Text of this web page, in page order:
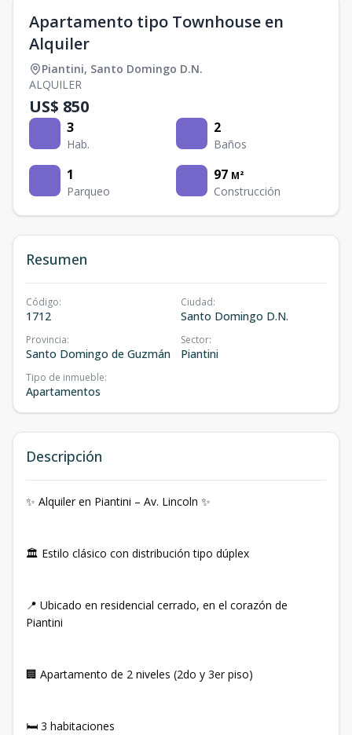
Apartamento tipo Townhouse en
Alquiler
Piantini, Santo Domingo D.N.
ALQUILER
US$ 850
3
Hab.
2
Baños
1
Parqueo
97 M²
Construcción
Resumen
Código:
1712
Ciudad:
Santo Domingo D.N.
Provincia:
Santo Domingo de Guzmán
Sector:
Piantini
Tipo de inmueble:
Apartamentos
Descripción
✨ Alquiler en Piantini – Av. Lincoln ✨
🏛️ Estilo clásico con distribución tipo dúplex
📍 Ubicado en residencial cerrado, en el corazón de
Piantini
🏢 Apartamento de 2 niveles (2do y 3er piso)
🛏️ 3 habitaciones